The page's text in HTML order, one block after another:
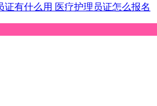
证有什么用 医疗护理员证怎么报名